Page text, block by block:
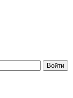
Войти